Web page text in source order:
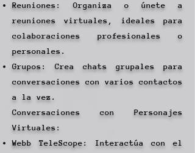
Reuniones: Organiza o únete a
reuniones virtuales, ideales para
colaboraciones profesionales o
personales.
Grupos: Crea chats grupales para
conversaciones con varios contactos
a la vez.
Conversaciones con Personajes
Virtuales:
Webb TeleScope: Interactúa con el